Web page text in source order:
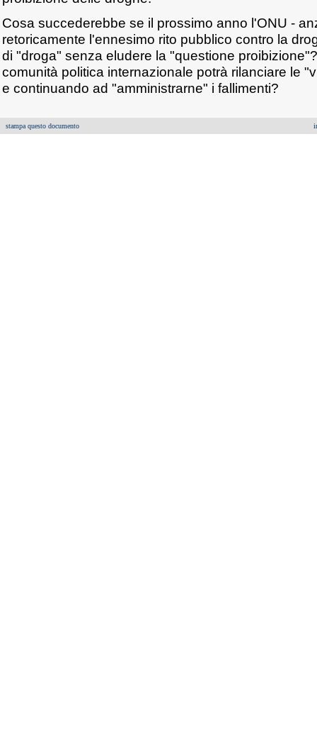
Cosa succederebbe se il prossimo anno l'ONU -
retoricamente l'ennesimo rito pubblico contro la
di "droga" senza eludere la "questione
comunità politica internazionale potrà rilanciare le
e continuando ad "amministrarne" i fallimenti?
stampa questo documento